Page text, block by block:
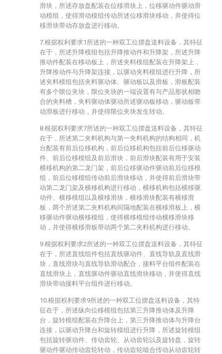
滑块，所述存放盘配装在位移滑块上，位移驱动件驱动滑
动模组，使得滑动模组传动所述位移滑块移动，并使得位
移滑块带动存放盘进行移动。
7.根据权利要求1所述的一种双工位摆盘送料设备，其特征
在于，所述升降模组包括升降推动件和升降架，所述升降
推动件配装在移动板上，所述夹料模组配装在升降架上，
升降推动件与升降架连接，以驱动夹料模组进行升降，所
述夹料模组包括夹料驱动体、驱动板以及滑板，滑板配装
有多个限位夹块，限位夹块的一端设置有与产品形状相吻
合的夹料槽，夹料驱动体驱动所述驱动板移动，驱动板带
动滑板进行移动，并使得限位夹块发生转动。
8.根据权利要求7所述的一种双工位摆盘送料设备，其特征
在于，所述第二夹料机构与第一夹料机构的结构相同，机
台配装有前后位移机构，前后位移机构包括前后位移驱动
件、前后位移模组及前后滑块，前后滑块配装有用于安装
横移机构的第二龙门架，前后位移驱动件驱动前后位移模
组，前后位移模组传动前后滑块移动，并使得前后滑块带
动第二龙门架及横移机构进行移动，横移机构包括横移驱
动件、横移模组以及横移滑块，横移滑块配装有横移滑
板，两个所述第二夹料机构间隔地配装在横移滑板上，横
移驱动件驱动横移模组，使得横移模组传动横移滑块移
动，并使得横移滑板带动两个第二夹料机构进行移动。
9.根据权利要求2所述的一种双工位摆盘送料设备，其特征
在于，所述直线组件包括直线驱动件、直线导轨及直线滑
块，直线滑块与直线导轨滑动配合，接料平台组件配装在
直线滑块上，直线驱动件驱动直线滑块移动，并使得直线
滑块带动接料平台组件进行移动。
10.根据权利要求9所述的一种双工位摆盘送料设备，其特
征在于，所述纵向位移模组包括第三升降推动体及升降
台，旋转模组配装在升降台上，第三升降推动体与升降台
连接，以驱动升降台和旋转模组进行升降，所述旋转模组
包括旋转驱动件、传动齿轮、从动齿轮以及旋转盘，旋转
驱动件驱动传动齿轮转动，传动齿轮啮合传动从动齿轮转